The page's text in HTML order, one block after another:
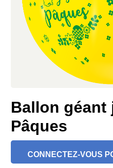
Ballon géant
Pâques
CONNECTEZ-VOUS